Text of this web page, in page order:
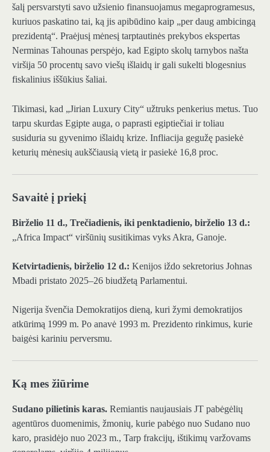
šalį persvarstyti savo užsienio finansuojamus megaprogramesus,
kuriuos paskatino tai, ką jis apibūdino kaip „per daug ambicingą
prezidentą“. Praėjusį mėnesį tarptautinės prekybos ekspertas
Nerminas Tahounas perspėjo, kad Egipto skolų tarnybos našta
viršija 50 procentų savo viešų išlaidų ir gali sukelti blogesnius
fiskalinius iššūkius šaliai.
Tikimasi, kad „Jirian Luxury City“ užtruks penkerius metus. Tuo
tarpu skurdas Egipte auga, o paprasti egiptiečiai ir toliau
susiduria su gyvenimo išlaidų krize. Infliacija gegužę pasiekė
keturių mėnesių aukščiausią vietą ir pasiekė 16,8 proc.
Savaitė į priekį
Birželio 11 d., Trečiadienis, iki penktadienio, birželio 13 d.:
„Africa Impact“ viršūnių susitikimas vyks Akra, Ganoje.
Ketvirtadienis, birželio 12 d.: Kenijos iždo sekretorius Johnas
Mbadi pristato 2025–26 biudžetą Parlamentui.
Nigerija švenčia Demokratijos dieną, kuri žymi demokratijos
atkūrimą 1999 m. Po anavė 1993 m. Prezidento rinkimus, kurie
baigėsi kariniu perversmu.
Ką mes žiūrime
Sudano pilietinis karas. Remiantis naujausiais JT pabėgėlių
agentūros duomenimis, žmonių, kurie pabėgo nuo Sudano nuo
karo, prasidėjo nuo 2023 m., Tarp frakcijų, ištikimų varžovams